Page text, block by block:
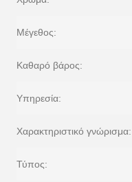
Μέγεθος:
Καθαρό βάρος:
Υπηρεσία:
Χαρακτηριστικό γνώρισμα:
Τύπος: